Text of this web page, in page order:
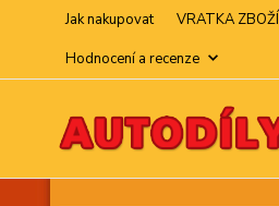
Jak nakupovat VRATKA ZBOŽÍ
Hodnocení a recenze